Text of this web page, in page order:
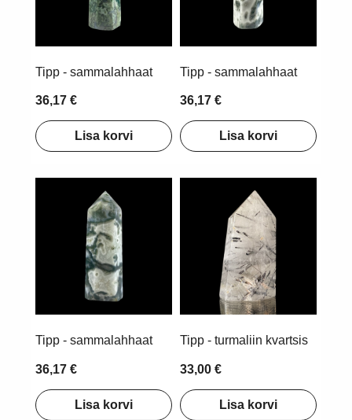
Tipp - sammalahhaat
36,17 €
Lisa korvi
Tipp - sammalahhaat
36,17 €
Lisa korvi
Tipp - sammalahhaat
36,17 €
Lisa korvi
Tipp - turmaliin kvartsis
33,00 €
Lisa korvi